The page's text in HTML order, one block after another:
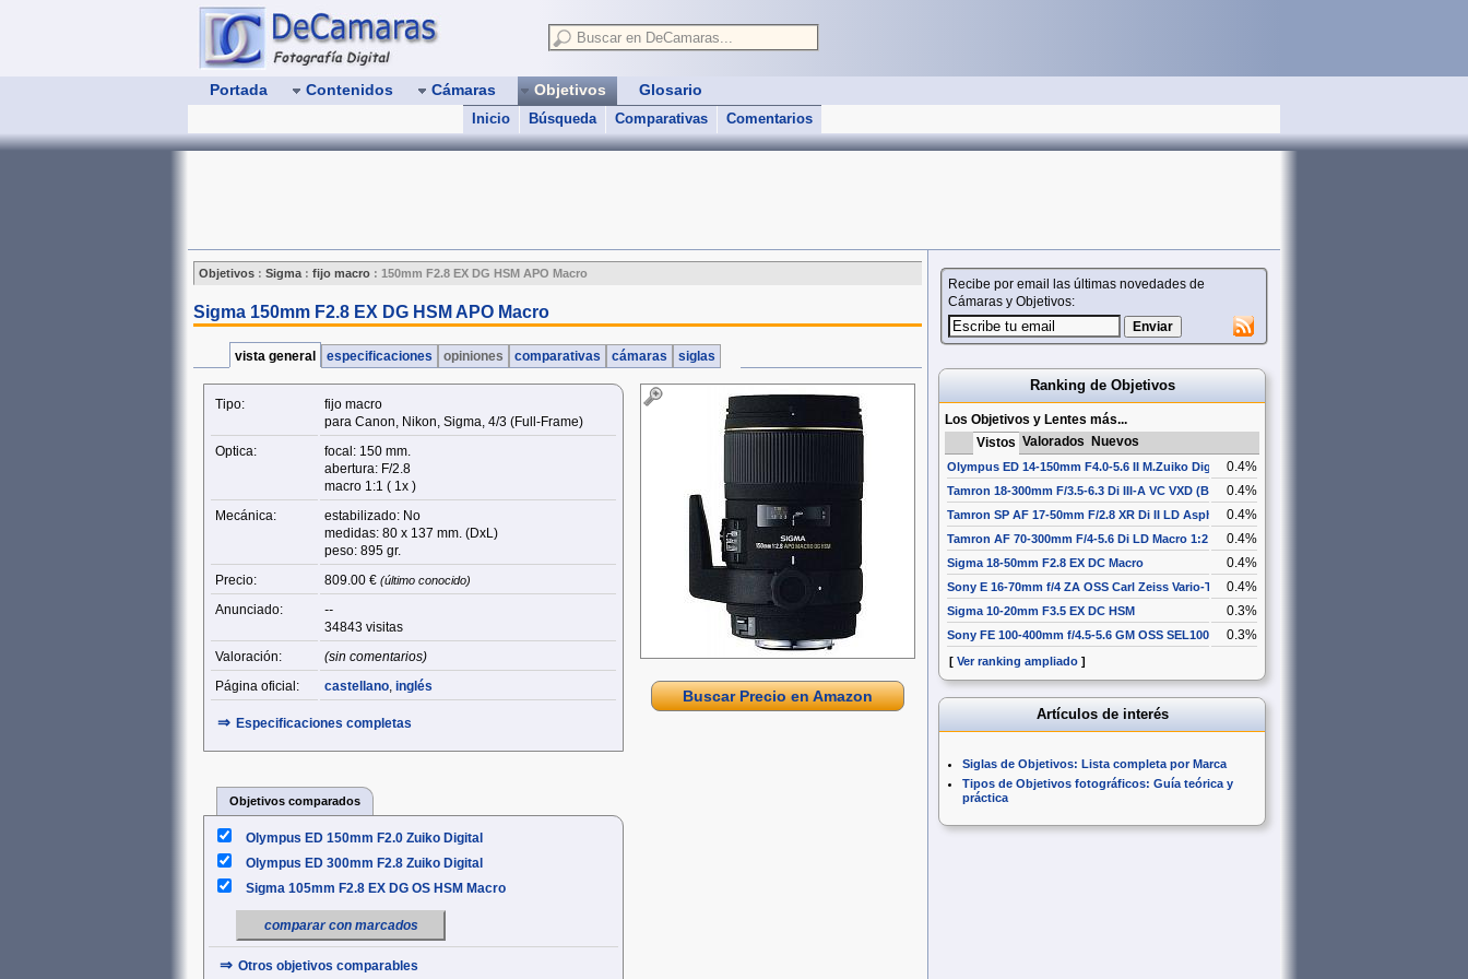
Portada Contenidos Cámaras Objetivos
Inicio Búsqueda Comparativas Comentarios
Glosario
Objetivos : Sigma : fijo macro : 150mm F2.8 EX DG HSM APO Macro
Sigma 150mm F2.8 EX DG HSM APO Macro
vista general especificaciones opiniones comparativas cámaras siglas
Tipo:
fijo macro
para Canon, Nikon, Sigma, 4/3 (Full‑Frame)
Optica:
focal: 150 mm.
abertura: F/2.8
macro 1:1 ( 1x )
Mecánica:
estabilizado: No
medidas: 80 x 137 mm. (DxL)
peso: 895 gr.
Precio:
809.00 € (último conocido)
Anunciado:
--
34843 visitas
Valoración:
(sin comentarios)
Página oficial:
castellano, inglés
⇒ Especificaciones completas
Objetivos comparados
Olympus ED 150mm F2.0 Zuiko Digital
Olympus ED 300mm F2.8 Zuiko Digital
Sigma 105mm F2.8 EX DG OS HSM Macro
comparar con marcados
⇒ Otros objetivos comparables
Buscar Precio en Amazon
Recibe por email las últimas novedades de
Cámaras y Objetivos:
Ranking de Objetivos
Los Objetivos y Lentes más...
Vistos Valorados Nuevos
Olympus ED 14-150mm F4.0-5.6 II M.Zuiko Digital0.4%
Tamron 18-300mm F/3.5-6.3 Di III-A VC VXD (B061)0.4%
Tamron SP AF 17-50mm F/2.8 XR Di II LD Aspherical [IF]
0.4%
Tamron AF 70-300mm F/4-5.6 Di LD Macro 1:2 0.4%
Sigma 18-50mm F2.8 EX DC Macro 0.4%
Sony E 16-70mm f/4 ZA OSS Carl Zeiss Vario-Tessar T* SEL1670Z
0.4%
Sigma 10-20mm F3.5 EX DC HSM 0.3%
Sony FE 100-400mm f/4.5-5.6 GM OSS SEL100400GM
0.3%
[ Ver ranking ampliado ]
Artículos de interés
Siglas de Objetivos: Lista completa por Marca
Tipos de Objetivos fotográficos: Guía teórica y
práctica